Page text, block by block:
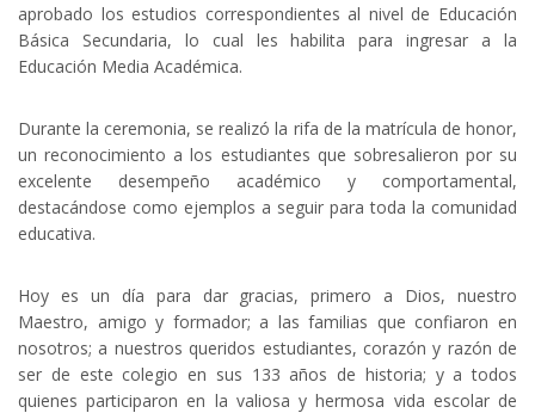
aprobado los estudios correspondientes al nivel de Educación
Básica Secundaria, lo cual les habilita para ingresar a la
Educación Media Académica.
Durante la ceremonia, se realizó la rifa de la matrícula de honor,
un reconocimiento a los estudiantes que sobresalieron por su
excelente desempeño académico y comportamental,
destacándose como ejemplos a seguir para toda la comunidad
educativa.
Hoy es un día para dar gracias, primero a Dios, nuestro
Maestro, amigo y formador; a las familias que confiaron en
nosotros; a nuestros queridos estudiantes, corazón y razón de
ser de este colegio en sus 133 años de historia; y a todos
quienes participaron en la valiosa y hermosa vida escolar de